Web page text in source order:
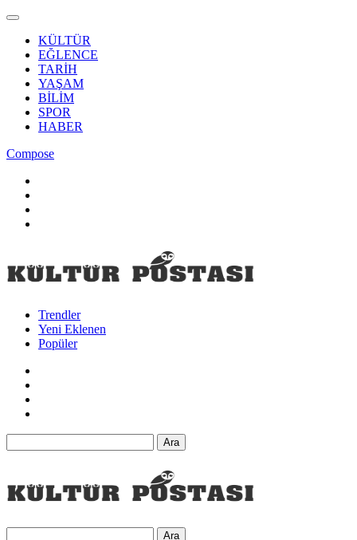
KÜLTÜR
EĞLENCE
TARİH
YAŞAM
BİLİM
SPOR
HABER
Compose
Trendler
Yeni Eklenen
Popüler
Ara
Ara